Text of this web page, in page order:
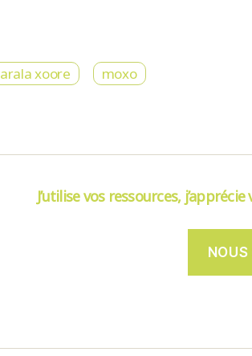
xoore moxo
J’utilise vos ressources,
NOUS